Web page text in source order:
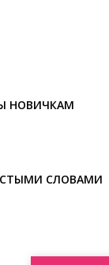
НОВИЧКАМ
СЛОВАМИ